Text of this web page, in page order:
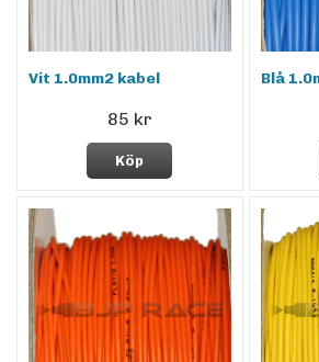
Vit 1.0mm2 kabel
85 kr
Köp
Blå